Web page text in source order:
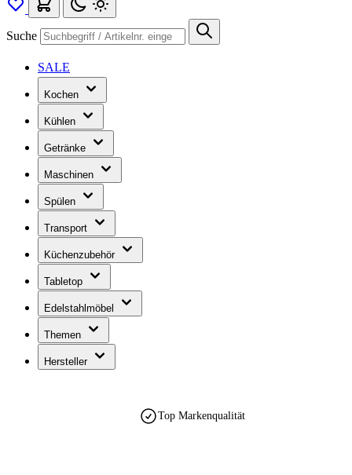
Suche
SALE
Kochen
Kühlen
Getränke
Maschinen
Spülen
Transport
Küchenzubehör
Tabletop
Edelstahlmöbel
Themen
Hersteller
Top Markenqualität